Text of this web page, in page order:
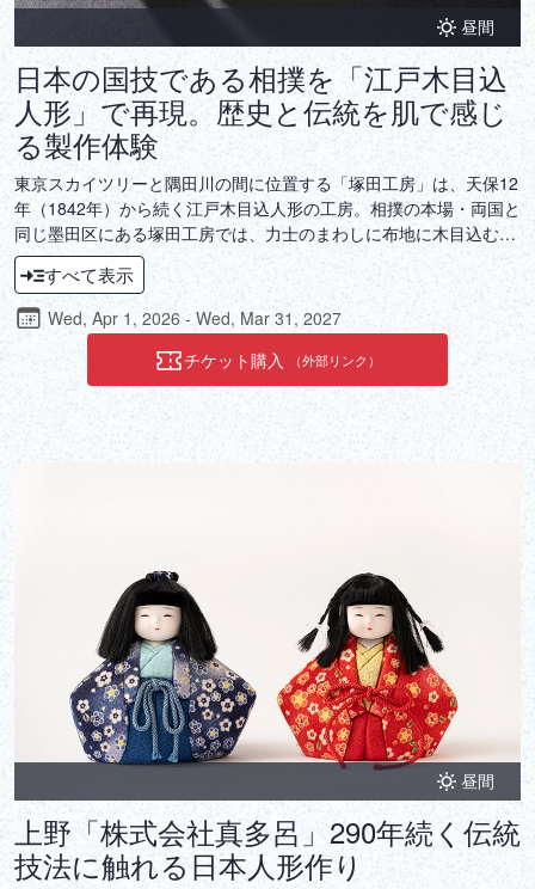
昼間
日本の国技である相撲を「江戸木目込
人形」で再現。歴史と伝統を肌で感じ
る製作体験
東京スカイツリーと隅田川の間に位置する「塚田工房」は、天保12
年（1842年）から続く江戸木目込人形の工房。相撲の本場・両国と
同じ墨田区にある塚田工房では、力士のまわしに布地に木目込む体
験ができます。力士の中には鈴がが入っているという遊び心に加
え、体験後には土俵と作札ももらえるのが嬉しいポイント。
すべて表示
Wed, Apr 1, 2026 - Wed, Mar 31, 2027
チケット購入
（外部リンク）
昼間
上野「株式会社真多呂」290年続く伝統
技法に触れる日本人形作り